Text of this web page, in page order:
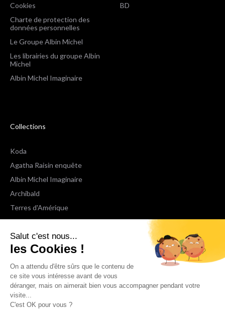
Salut c'est nous...
les Cookies !
On a attendu d'être sûrs que le contenu de
ce site vous intéresse avant de vous
déranger, mais on aimerait bien vous accompagner pendant votre
visite...
C'est OK pour vous ?
Cookies
Charte de protection des
données personnelles
Le Groupe Albin Michel
Les librairies du groupe Albin
Michel
Albin Michel Imaginaire
BD
Collections
Koda
Agatha Raisin enquête
Albin Michel Imaginaire
Archibald
Terres d'Amérique
Espaces Libres Poche
NOX
Wiz
Voir toutes les collections
Nous suivre